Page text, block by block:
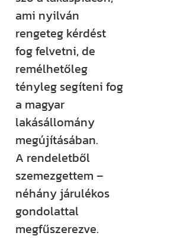
ami nyilván
rengeteg kérdést
fog felvetni, de
remélhetőleg
tényleg segíteni fog
a magyar
lakásállomány
megújításában.
A rendeletből
szemezgettem –
néhány járulékos
gondolattal
megfűszerezve.